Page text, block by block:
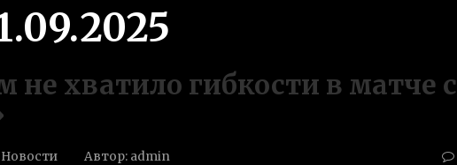
не хватило гибкости в матче с
Новости Автор: admin